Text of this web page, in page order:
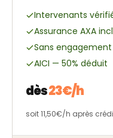
Intervenants
Assurance AXA
Sans engagement
AICI — 50% déduit
dès23€/h
soit 11,50€/h après